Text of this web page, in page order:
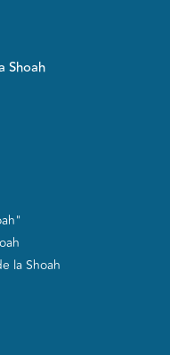
Shoah
la Shoah